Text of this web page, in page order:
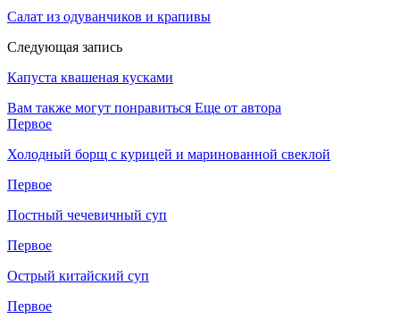
Салат из одуванчиков и крапивы
Следующая запись
Капуста квашеная кусками
Вам также могут понравиться Еще от автора
Первое
Холодный борщ с курицей и маринованной свеклой
Первое
Постный чечевичный суп
Первое
Острый китайский суп
Первое